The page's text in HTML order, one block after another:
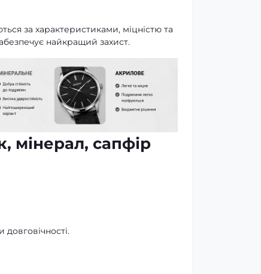
за характеристиками, міцністю та
найкращий захист.
мінерал, сапфір
довговічності.